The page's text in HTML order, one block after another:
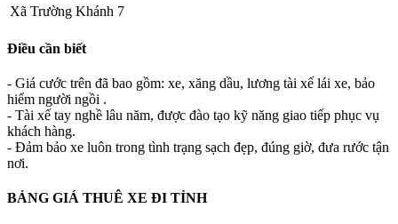
Xã Trường Khánh 7
Điều cần biết
- Giá cước trên đã bao gồm: xe, xăng dầu, lương tài xế lái xe, bảo
hiểm người ngồi .
- Tài xế tay nghề lâu năm, được đào tạo kỹ năng giao tiếp phục vụ
khách hàng.
- Đảm bảo xe luôn trong tình trạng sạch đẹp, đúng giờ, đưa rước tận
nơi.
BẢNG GIÁ THUÊ XE ĐI TỈNH